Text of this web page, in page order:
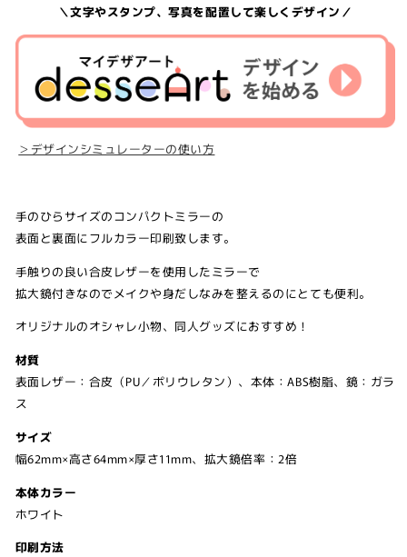
＼文字やスタンプ、写真を配置して楽しくデザイン／
＞デザインシミュレーターの使い方
手のひらサイズのコンパクトミラーの
表面と裏面にフルカラー印刷致します。
手触りの良い合皮レザーを使用したミラーで
拡大鏡付きなのでメイクや身だしなみを整えるのにとても便利。
オリジナルのオシャレ小物、同人グッズにおすすめ！
材質
表面レザー：合皮（PU／ポリウレタン）、本体：ABS樹脂、鏡：ガラ
ス
サイズ
幅62mm×高さ64mm×厚さ11mm、 拡大鏡倍率：2倍
本体カラー
ホワイト
印刷方法